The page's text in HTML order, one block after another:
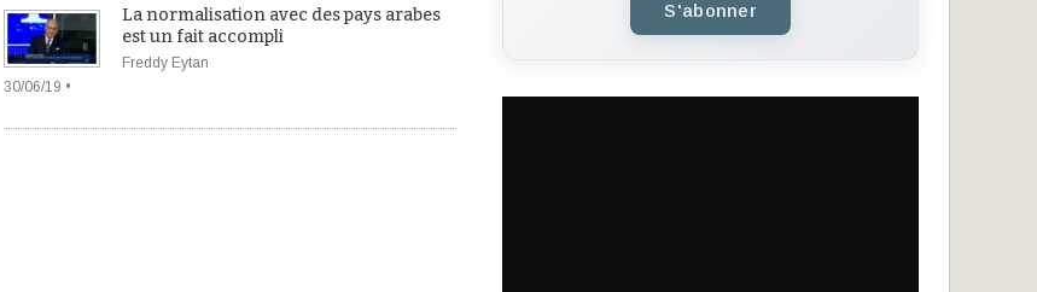
La normalisation avec des pays arabes
est un fait accompli
Freddy Eytan
30/06/19 •
S'abonner